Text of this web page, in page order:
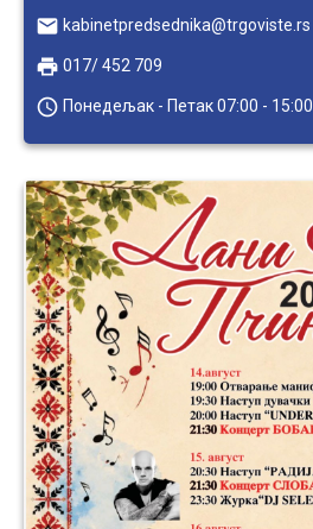
email kabinetpredsednika@trgoviste.rs
local_printshop 017/ 452 709
access_time Понедељак - Петак 07:00 - 15:00